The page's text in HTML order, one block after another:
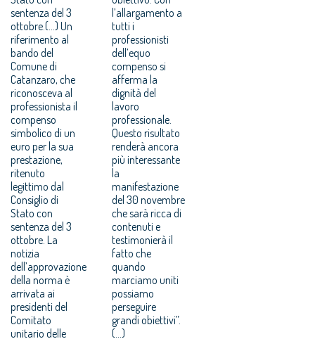
sentenza del 3
ottobre.(...) Un
riferimento al
bando del
Comune di
Catanzaro, che
riconosceva al
professionista il
compenso
simbolico di un
euro per la sua
prestazione,
ritenuto
legittimo dal
Consiglio di
Stato con
sentenza del 3
ottobre. La
notizia
dell’approvazione
della norma è
arrivata ai
presidenti del
Comitato
unitario delle
l’allargamento a
tutti i
professionisti
dell’equo
compenso si
afferma la
dignità del
lavoro
professionale.
Questo risultato
renderà ancora
più interessante
la
manifestazione
del 30 novembre
che sarà ricca di
contenuti e
testimonierà il
fatto che
quando
marciamo uniti
possiamo
perseguire
grandi obiettivi”.
(...)